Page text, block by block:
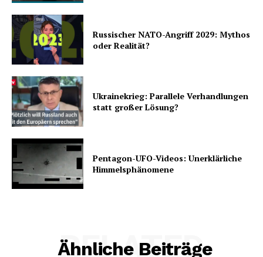
Russischer NATO-Angriff 2029: Mythos
oder Realität?
Ukrainekrieg: Parallele Verhandlungen
statt großer Lösung?
Pentagon-UFO-Videos: Unerklärliche
Himmelsphänomene
Ähnliche Beiträge
RELATED